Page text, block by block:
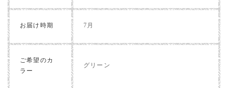
お届け時期 7月
ご希望のカ
ラー
グリーン